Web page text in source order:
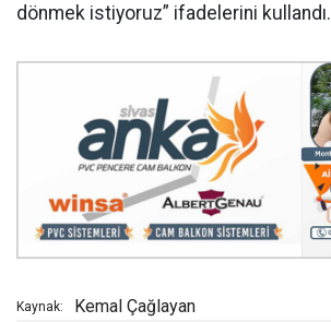
dönmek istiyoruz” ifadelerini kullandı.
Kaynak: Kemal Çağlayan